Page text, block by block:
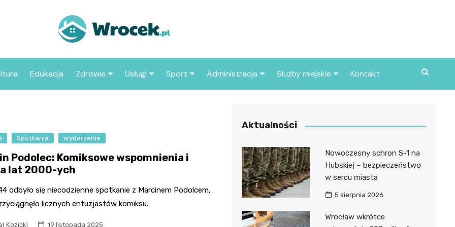
we
Edukacja Zdrowie
Apteka
Usługi
Stacja paliw
Restauracja
Sport
sportowe
Administracja
Urząd miasta
Służby miejskie
Policja
Kontakt
Spotkania wydarzenia
Podolec: Komiksowe wspomnienia i
lat 2000-ych
odbyło się niecodzienne spotkanie z Marcinem Podolcem,
licznych entuzjastów komiksu.
Kozicki 19 listopada 2025
Aktualności
Nowoczesny schron S-1 na
Hubskiej – bezpieczeństwo
w sercu miasta
5 sierpnia 2026
Wrocław wkrótce